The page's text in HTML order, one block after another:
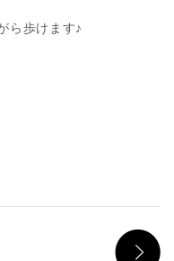
ら歩けます♪